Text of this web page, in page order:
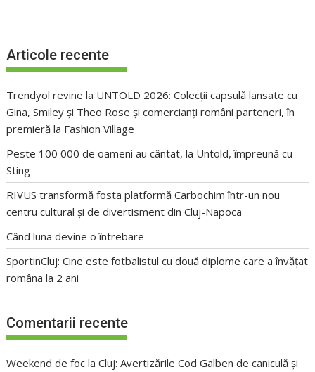
Articole recente
Trendyol revine la UNTOLD 2026: Colecții capsulă lansate cu
Gina, Smiley și Theo Rose și comercianți români parteneri, în
premieră la Fashion Village
Peste 100 000 de oameni au cântat, la Untold, împreună cu
Sting
RIVUS transformă fosta platformă Carbochim într-un nou
centru cultural și de divertisment din Cluj-Napoca
Când luna devine o întrebare
SportinCluj: Cine este fotbalistul cu două diplome care a învățat
româna la 2 ani
Comentarii recente
Weekend de foc la Cluj: Avertizările Cod Galben de caniculă și